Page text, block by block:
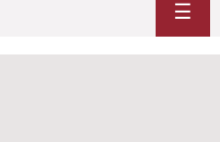
☰